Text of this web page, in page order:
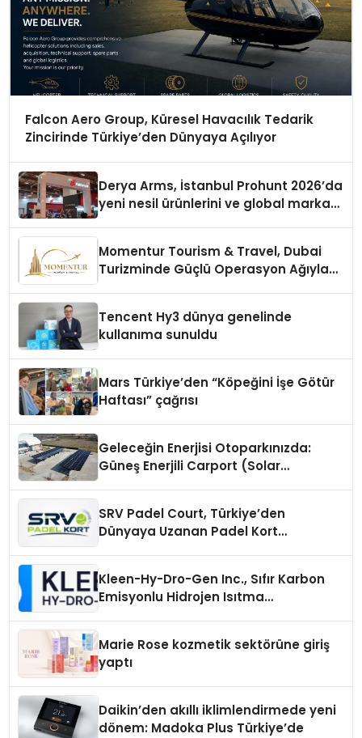
Falcon Aero Group, Küresel Havacılık Tedarik
Zincirinde Türkiye’den Dünyaya Açılıyor
Derya Arms, İstanbul Prohunt 2026’da
yeni nesil ürünlerini ve global marka
Momentur Tourism & Travel, Dubai
Turizminde Güçlü Operasyon Ağıyla
Tencent Hy3 dünya genelinde
kullanıma sunuldu
Mars Türkiye’den “Köpeğini İşe Götür
Haftası” çağrısı
Geleceğin Enerjisi Otoparkınızda:
Güneş Enerjili Carport (Solar
SRV Padel Court, Türkiye’den
Dünyaya Uzanan Padel Kort
Kleen-Hy-Dro-Gen Inc., Sıfır Karbon
Emisyonlu Hidrojen Isıtma
Marie Rose kozmetik sektörüne giriş
yaptı
Daikin’den akıllı iklimlendirmede yeni
dönem: Madoka Plus Türkiye’de